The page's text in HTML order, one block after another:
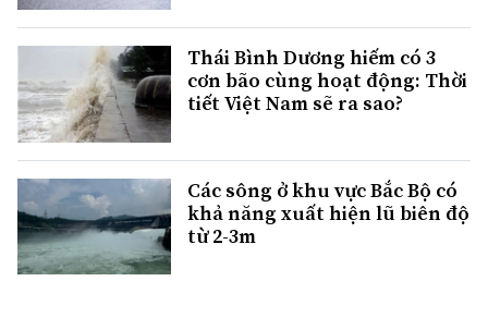
Thái Bình Dương hiếm có 3
cơn bão cùng hoạt động: Thời
tiết Việt Nam sẽ ra sao?
Các sông ở khu vực Bắc Bộ có
khả năng xuất hiện lũ biên độ
từ 2-3m